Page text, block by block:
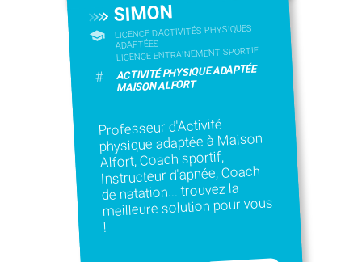
SIMON
LICENCE D’ACTIVITÉS PHYSIQUES
ADAPTÉES
LICENCE ENTRAINEMENT SPORTIF
# ACTIVITÉ PHYSIQUE ADAPTÉE
MAISON ALFORT
Professeur d'Activité
physique adaptée à Maison
Alfort, Coach sportif,
Instructeur d'apnée, Coach
de natation... trouvez la
meilleure solution pour vous
!